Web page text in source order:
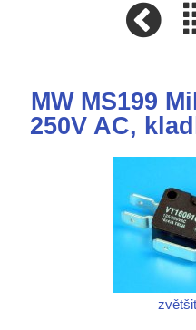
MW MS199
250V AC,